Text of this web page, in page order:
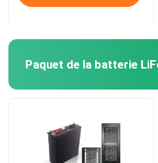
Paquet de la batterie